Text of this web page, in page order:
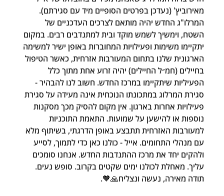
מאירוביץ' (נעדכן בפרטים הסופיים מיד עם סגירתם).
המרלו"ג החדש יהיה מותאם לצרכים העדכניים של
השטח, וימשיך לשמש מוקד ובית למתנדבים רבים. במקום
יתקיימו משימות ופעילויות המחוברות באופן ישיר למשימה
הארגונית שלנו בתחום המעורבות אזרחית, כאשר הטיפול
בחיילים (חמ״ל החיילים) יהיה זרוע אחת מתוך כלל
הפעיליות שיתקיימו במרכז החדש. חשוב לנו להבהיר -
סגירת המרלוג במתכונתו הנוכחית אינה מעידה על סגירת
פעילויות אחרות בארגון. אין מקום להסיק מכך מסקנות
נוספות או להישען על שמועות. התאמת התוכניות
למעורבות האזרחית תתבצע באופן הדרגתי, בשיתוף מלא
עם מנהלי התחומים. אייל - כולנו כאן כדי לתמוך, לסייע
ולהקים יחד את מרכז ההתנדבות החדש. אנחנו סומכים
עליך. מאחלת לכולנו ימים שקטים בקרוב. סופש נעים.
תודה מאירה, נעשה ונצליח🙏🧡.